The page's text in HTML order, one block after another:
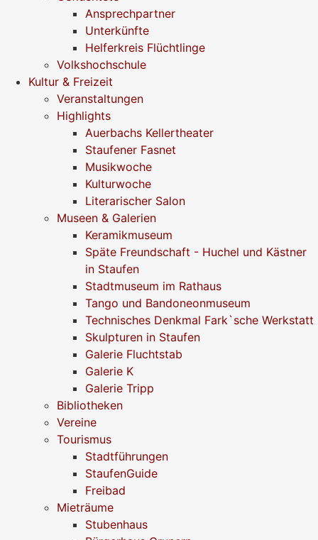
Ansprechpartner
Unterkünfte
Helferkreis Flüchtlinge
Volkshochschule
Kultur & Freizeit
Veranstaltungen
Highlights
Auerbachs Kellertheater
Staufener Fasnet
Musikwoche
Kulturwoche
Literarischer Salon
Museen & Galerien
Keramikmuseum
Späte Freundschaft - Huchel und Kästner
in Staufen
Stadtmuseum im Rathaus
Tango und Bandoneonmuseum
Technisches Denkmal Fark`sche Werkstatt
Skulpturen in Staufen
Galerie Fluchtstab
Galerie K
Galerie Tripp
Bibliotheken
Vereine
Tourismus
Stadtführungen
StaufenGuide
Freibad
Mieträume
Stubenhaus